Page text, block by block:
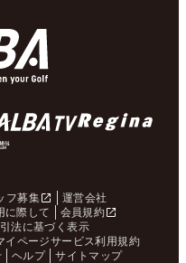
フ募集
運営会社
に際して
会員規約
法に基づく表示
イページサービス利用規約
ヘルプ サイトマップ